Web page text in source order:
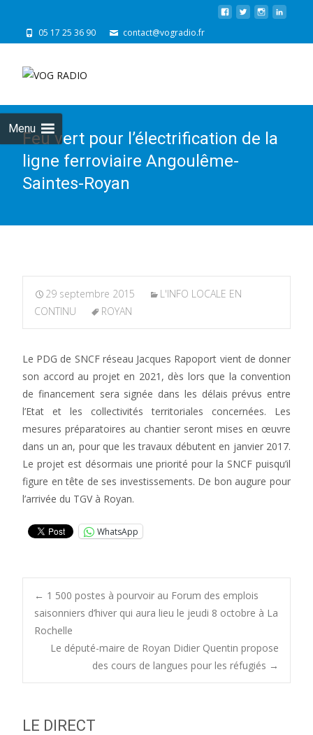
05 17 25 36 90 contact@vogradio.fr
Menu
Feu vert pour l’électrification de la
ligne ferroviaire Angoulême-
Saintes-Royan
29 septembre 2015
L'INFO LOCALE EN
CONTINU
ROYAN
Le PDG de SNCF réseau Jacques Rapoport vient de donner
son accord au projet en 2021, dès lors que la convention
de financement sera signée dans les délais prévus entre
l’Etat et les collectivités territoriales concernées. Les
mesures préparatoires au chantier seront mises en œuvre
dans un an, pour que les travaux débutent en janvier 2017.
Le projet est désormais une priorité pour la SNCF puisqu’il
figure en tête de ses investissements. De bon augure pour
l’arrivée du TGV à Royan.
WhatsApp
Post
navigation
← 1 500 postes à pourvoir au Forum des emplois
saisonniers d’hiver qui aura lieu le jeudi 8 octobre à La
Rochelle
Le député-maire de Royan Didier Quentin propose
des cours de langues pour les réfugiés →
LE DIRECT